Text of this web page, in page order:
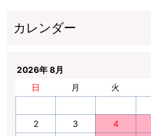
2026年 8月
日
月 火
2
3 4